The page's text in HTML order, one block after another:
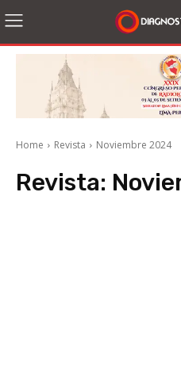
Home Revista Noviembre 2024
Revista: